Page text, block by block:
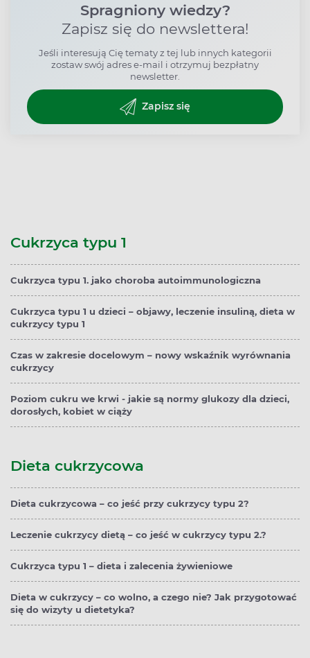
Spragniony wiedzy?
Zapisz się do newslettera!
Jeśli interesują Cię tematy z tej lub innych kategorii
zostaw swój adres e-mail i otrzymuj bezpłatny
newsletter.
Zapisz się
Cukrzyca typu 1
Cukrzyca typu 1. jako choroba autoimmunologiczna
Cukrzyca typu 1 u dzieci – objawy, leczenie insuliną, dieta w
cukrzycy typu 1
Czas w zakresie docelowym – nowy wskaźnik wyrównania
cukrzycy
Poziom cukru we krwi - jakie są normy glukozy dla dzieci,
dorosłych, kobiet w ciąży
Dieta cukrzycowa
Dieta cukrzycowa – co jeść przy cukrzycy typu 2?
Leczenie cukrzycy dietą – co jeść w cukrzycy typu 2.?
Cukrzyca typu 1 – dieta i zalecenia żywieniowe
Dieta w cukrzycy – co wolno, a czego nie? Jak przygotować
się do wizyty u dietetyka?